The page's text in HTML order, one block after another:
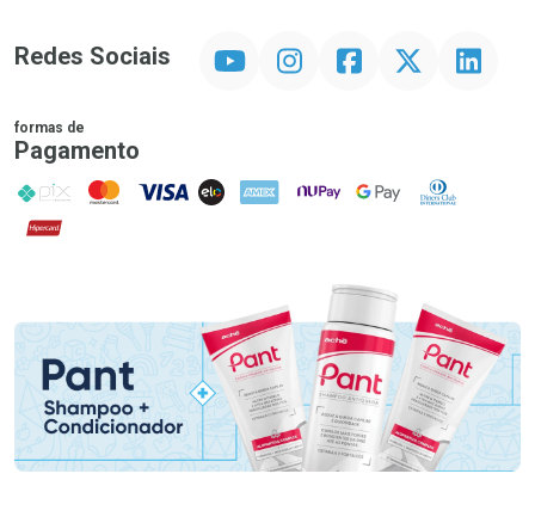
Redes Sociais InstagramFacebookTwitter Linkedin
formas de
Pagamento
PIX MasterCard
VISA ELO AMEX NuPay Google PayDiners Club
Hipercard
Promoção em Destaque